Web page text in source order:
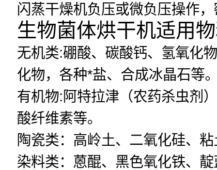
闪蒸干燥机负压或微负压操作
生物菌体烘干机适用
无机类:硼酸、碳酸钙、氢氧化
化物，各种*盐、合成冰晶石等
有机物:阿特拉津（农药杀虫剂
酸纤维素等。
陶瓷类：高岭土、二氧化硅、
染料类：蒽醌、黑色氧化铁、